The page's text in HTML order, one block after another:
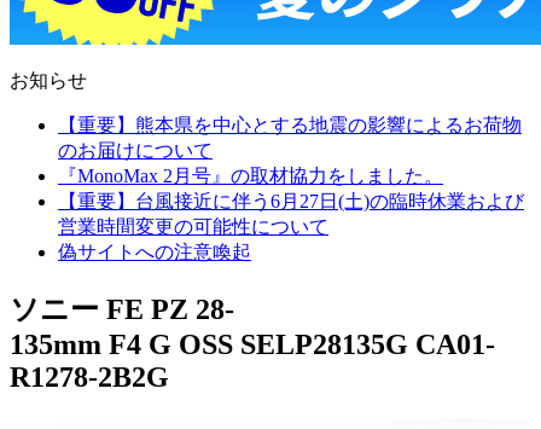
お知らせ
【重要】熊本県を中心とする地震の影響によるお荷物
のお届けについて
『MonoMax 2月号』の取材協力をしました。
【重要】台風接近に伴う6月27日(土)の臨時休業および
営業時間変更の可能性について
偽サイトへの注意喚起
ソニー FE PZ 28-
135mm F4 G OSS SELP28135G CA01-
R1278-2B2G